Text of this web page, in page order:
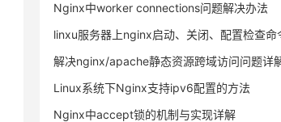
Nginx中worker connections问题解决办法
linxu服务器上nginx启动、关闭、配置检查命
解决nginx/apache静态资源跨域访问问题详
Linux系统下Nginx支持ipv6配置的方法
Nginx中accept锁的机制与实现详解